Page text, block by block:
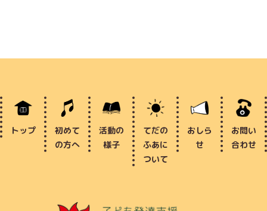
トップ
初めて
の方へ
活動の
様子
てだの
ふあに
ついて
おしら
せ
お問い
合わせ